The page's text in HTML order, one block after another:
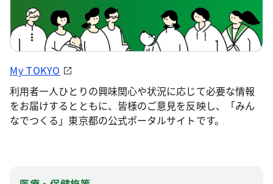
My TOKYO
利用者一人ひとりの興味関心や状況に応じて必要な情報
をお届けするとともに、皆様のご意見を反映し、「みん
なでつくる」東京都の公式ポータルサイトです。